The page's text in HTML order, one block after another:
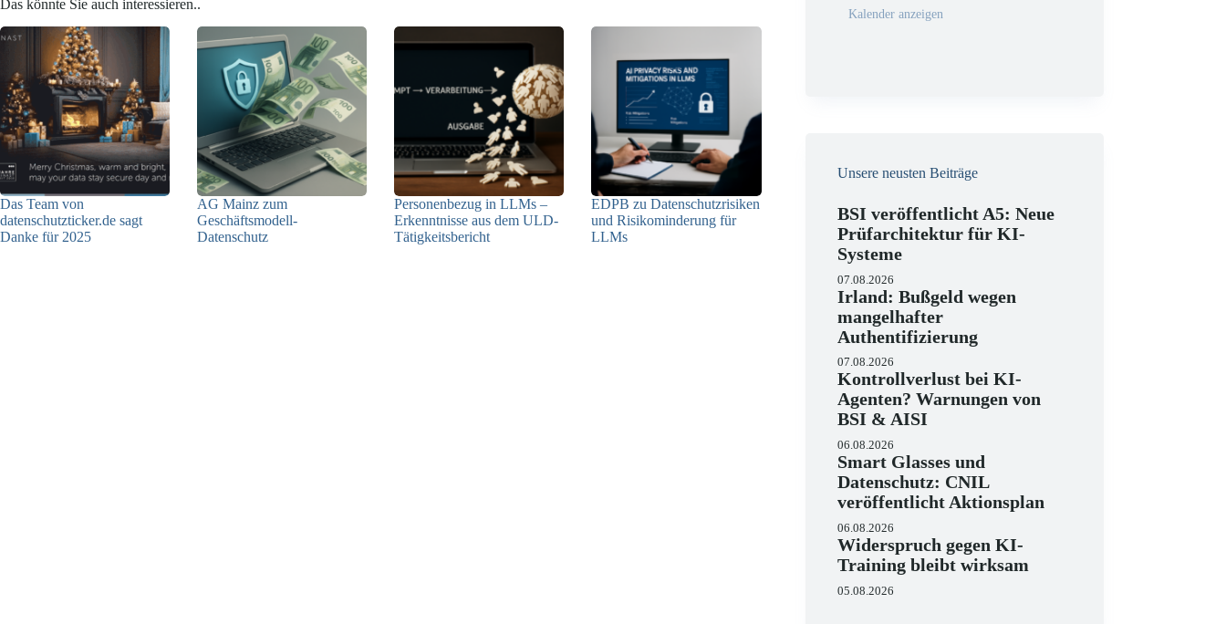
Das könnte Sie auch interessieren..
Das Team von
datenschutzticker.de sagt
Danke für 2025
AG Mainz zum
Geschäftsmodell-
Datenschutz
Personenbezug in LLMs –
Erkenntnisse aus dem ULD-
Tätigkeitsbericht
EDPB zu Datenschutzrisiken
und Risikominderung für
LLMs
n
Kalender anzeigen
Unsere neusten Beiträge
BSI veröffentlicht A5: Neue
Prüfarchitektur für KI-
Systeme
07.08.2026
Irland: Bußgeld wegen
mangelhafter
Authentifizierung
07.08.2026
Kontrollverlust bei KI-
Agenten? Warnungen von
BSI & AISI
06.08.2026
Smart Glasses und
Datenschutz: CNIL
veröffentlicht Aktionsplan
06.08.2026
Widerspruch gegen KI-
Training bleibt wirksam
05.08.2026